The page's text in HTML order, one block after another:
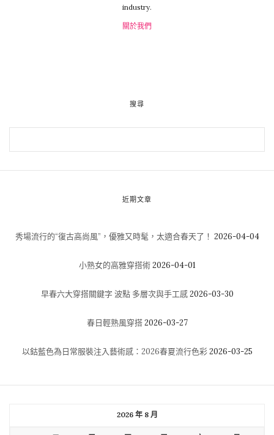
industry.
關於我們
搜尋
近期文章
秀場流行的“復古高尚風”，優雅又時髦，太適合春天了！ 2026-04-04
小熟女的高雅穿搭術 2026-04-01
早春六大穿搭關鍵字 波點 多層次與手工感 2026-03-30
春日輕熟風穿搭 2026-03-27
以鈷藍色為日常服裝注入藝術感：2026春夏流行色彩 2026-03-25
2026 年 8 月